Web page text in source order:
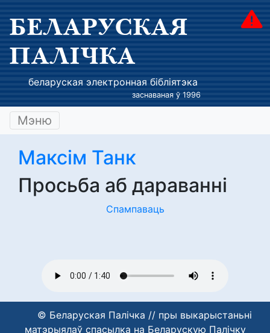
БЕЛАРУСКАЯ
ПАЛІЧКА
беларуская электронная бібліятэка
заснаваная ў 1996
Мэню
Максім Танк
Просьба аб дараванні
Спампаваць
© Беларуская Палічка // пры выкарыстаньні
матэрыялаў спасылка на Беларускую Палічку